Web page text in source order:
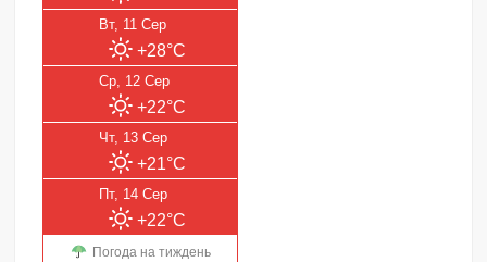
Вт, 11 Сер
+28°C
Ср, 12 Сер
+22°C
Чт, 13 Сер
+21°C
Пт, 14 Сер
+22°C
Погода на тиждень